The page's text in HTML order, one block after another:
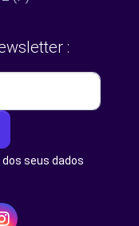
:
seus dados